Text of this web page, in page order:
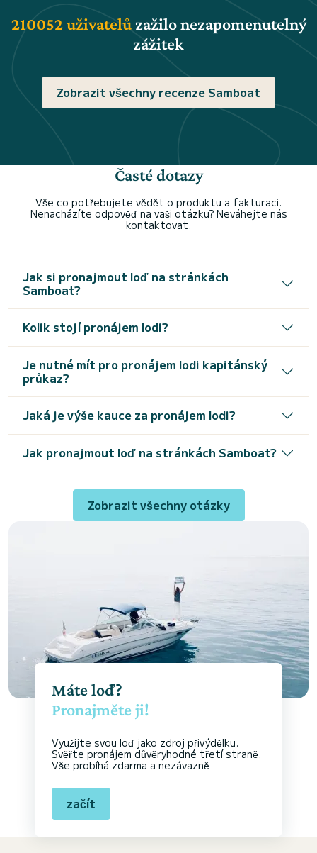
210052 uživatelů zažilo nezapomenutelný
zážitek
Zobrazit všechny recenze Samboat
Časté dotazy
Vše co potřebujete vědět o produktu a fakturaci.
Nenacházíte odpověď na vaši otázku? Neváhejte nás
kontaktovat.
Jak si pronajmout loď na stránkách
Samboat?
Kolik stojí pronájem lodi?
Je nutné mít pro pronájem lodi kapitánský
průkaz?
Jaká je výše kauce za pronájem lodi?
Jak pronajmout loď na stránkách Samboat?
Zobrazit všechny otázky
Máte loď?
Pronajměte ji!
Využijte svou loď jako zdroj přivýdělku.
Svěřte pronájem důvěryhodné třetí straně.
Vše probíhá zdarma a nezávazně
začít